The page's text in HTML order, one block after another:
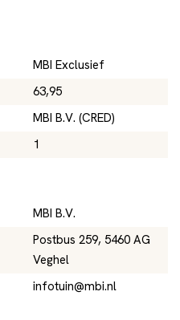
MBI Exclusief
63,95
MBI B.V. (CRED)
1
MBI B.V.
Postbus 259, 5460 AG
Veghel
infotuin@mbi.nl